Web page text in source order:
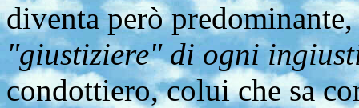
diventa però
"giustiziere" di ogni
condottiero, colui che sa